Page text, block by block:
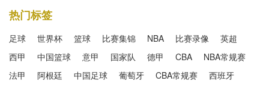
热门标签
足球 世界杯 篮球 比赛集锦 NBA 比赛录像
英超
西甲
中国篮球 意甲 国家队 德甲 CBA
NBA常规赛
法甲
阿根廷 中国足球 葡萄牙 CBA常规赛
西班牙